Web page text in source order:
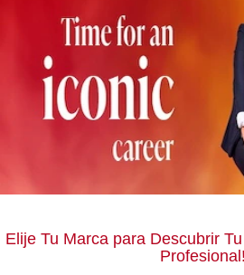
Elije Tu Marca para Descubrir
Profesional!